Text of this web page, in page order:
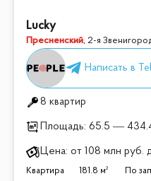
Lucky
Пресненский, 2-я
8 квартир
Площадь: 65.5 —
Цена: от 108 млн руб.
Квартира 181.8 м² По